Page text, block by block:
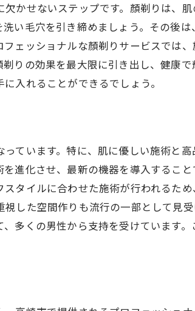
かせないステップです。顏剃りは、
い毛穴を引き締めましょう。その後
ェッショナルな顏剃りサービスでは
りの効果を最大限に引き出し、健康
入れることができるでしょう。
ています。特に、肌に優しい施術と
進化させ、最新の機器を導入するこ
タイルに合わせた施術が行われるた
した空間作りも流行の一部として見
多くの男性から支持を受けています